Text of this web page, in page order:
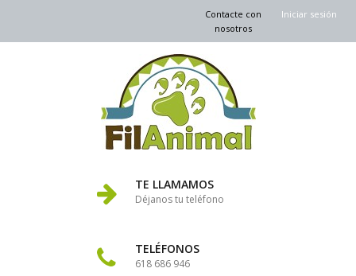
Iniciar sesión
Contacte con
nosotros
TE LLAMAMOS
Déjanos tu teléfono
TELÉFONOS
618 686 946